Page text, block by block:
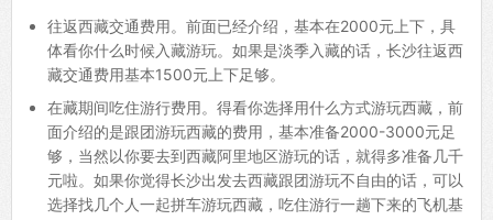
往返西藏交通费用。前面已经介绍，基本在2000元上下，具
体看你什么时候入藏游玩。如果是淡季入藏的话，长沙往返西
藏交通费用基本1500元上下足够。
在藏期间吃住游行费用。得看你选择用什么方式游玩西藏，前
面介绍的是跟团游玩西藏的费用，基本准备2000-3000元足
够，当然以你要去到西藏阿里地区游玩的话，就得多准备几千
元啦。如果你觉得长沙出发去西藏跟团游玩不自由的话，可以
选择找几个人一起拼车游玩西藏，吃住游行一趟下来的飞机基